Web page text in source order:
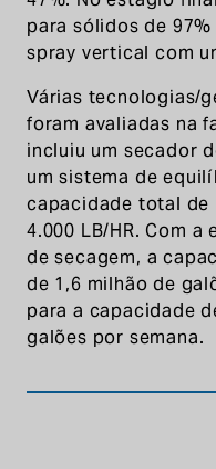
para sólidos de
spray vertical com
Várias tecnologias/
foram avaliadas na
incluiu um secador
um sistema de
capacidade total de
4.000 LB/HR. Com
de secagem, a
de 1,6 milhão de
para a capacidade
galões por semana.